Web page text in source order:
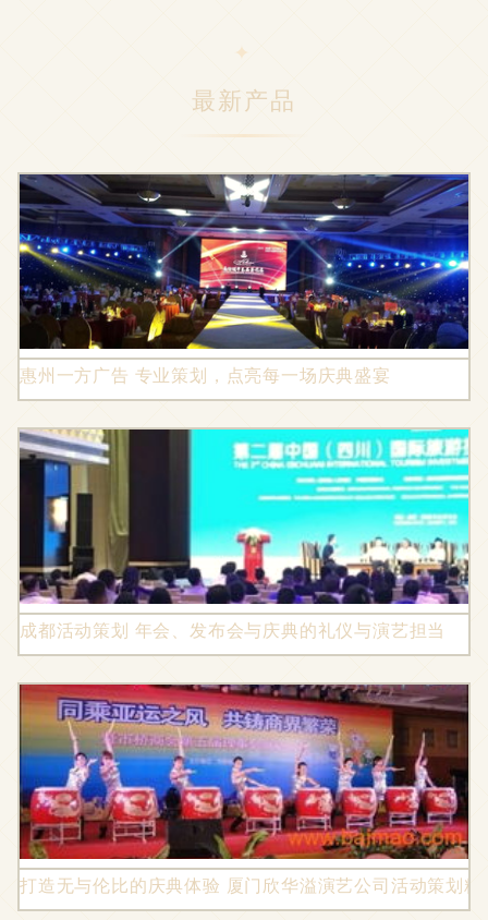
最新产品
惠州一方广告 专业策划，点亮每一场庆典盛宴
成都活动策划 年会、发布会与庆典的礼仪与演艺担当
打造无与伦比的庆典体验 厦门欣华溢演艺公司活动策划精